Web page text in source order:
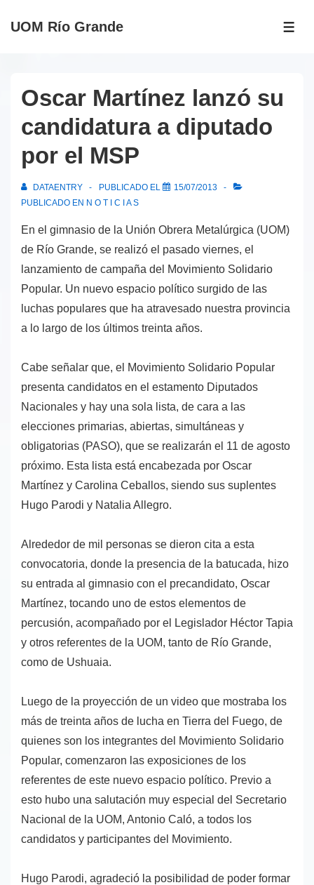
Saltar
principal
UOM Río Grande
Oscar Martínez lanzó su
candidatura a diputado
por el MSP
DATAENTRY PUBLICADO EL
15/07/2013
PUBLICADO EN N O T I C I A S
En el gimnasio de la Unión Obrera Metalúrgica (UOM)
de Río Grande, se realizó el pasado viernes, el
lanzamiento de campaña del Movimiento Solidario
Popular. Un nuevo espacio político surgido de las
luchas populares que ha atravesado nuestra provincia
a lo largo de los últimos treinta años.
Cabe señalar que, el Movimiento Solidario Popular
presenta candidatos en el estamento Diputados
Nacionales y hay una sola lista, de cara a las
elecciones primarias, abiertas, simultáneas y
obligatorias (PASO), que se realizarán el 11 de agosto
próximo. Esta lista está encabezada por Oscar
Martínez y Carolina Ceballos, siendo sus suplentes
Hugo Parodi y Natalia Allegro.
Alrededor de mil personas se dieron cita a esta
convocatoria, donde la presencia de la batucada, hizo
su entrada al gimnasio con el precandidato, Oscar
Martínez, tocando uno de estos elementos de
percusión, acompañado por el Legislador Héctor Tapia
y otros referentes de la UOM, tanto de Río Grande,
como de Ushuaia.
Luego de la proyección de un video que mostraba los
más de treinta años de lucha en Tierra del Fuego, de
quienes son los integrantes del Movimiento Solidario
Popular, comenzaron las exposiciones de los
referentes de este nuevo espacio político. Previo a
esto hubo una salutación muy especial del Secretario
Nacional de la UOM, Antonio Caló, a todos los
candidatos y participantes del Movimiento.
Hugo Parodi, agradeció la posibilidad de poder formar